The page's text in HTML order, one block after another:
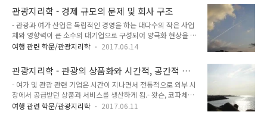
업들은 국내 기업과 대조적이며, 활동 정도에 있어서도 차이가
있음.- 세계적인 기업, 다국적 기업, 작은 규모의 다국적 기업은
관광 및 여가 산업에서도 찾아볼 수 있음.- 호텔 부문에서 세계적
인 초국적 기업은 드문 편이며, 심지어 가장 큰 기업은 특정 지역
에 집중된 경향을 띰. 여가 및 관광 부문에서 초국적 기업이 성장
장에서 경쟁적인 이익을 안전하게 확보 가능. 이러한 경향은 제
조업 부문..
관광지리학 - 경제 규모의 문제 및 회사 구조
- 관광과 여가 산업은 독립적인 경영을 하는 대다수의 작은 사업
체와 영향력이 큰 소수의 대기업으로 구성되어 양극화 현상을 보
임.- 패스트푸드 산업은 관광 및 여가산업 부문에서 규모가 커지
모의 경제를 실현하기 위한 시장 확대에 있음. - 규모의 확대는
관광산업 부문에서도 명확히 나타남.- 호텔 운영규모도 점점 증
가하고 있음. 이 경향은 한 국가 내에서도 나타남.- 이러한 현상
은 소규모 독립 호텔 운영이 어렵다는 것을 의미하지는 않음.- 규
모가 큰 호텔과 체인 호텔은 규모의 경제가 실현되는 반면, 작은
여행 관련 학문/관광지리학 2017.06.14
관광지리학 - 관광의 상품화와 시간적, 공간적 제
약
- 여가 및 관광 관련 기업은 시간이 지나면서 전통적으로 외부 시
장에서 공급받던 상품과 서비스를 생산하게 됨.- 왓슨, 코파체프
스키 : 관광을 현대 생활의 상품화로 이해해야 한다고 주장. 실제
여행 관련 학문/관광지리학 2017.06.11